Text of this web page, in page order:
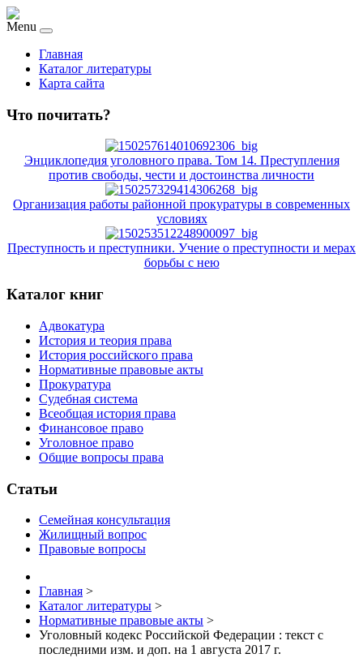
Menu
Главная
Каталог литературы
Карта сайта
Что почитать?
Энциклопедия уголовного права. Том 14. Преступления
против свободы, чести и достоинства личности
Организация работы районной прокуратуры в современных
условиях
Преступность и преступники. Учение о преступности и мерах
борьбы с нею
Каталог книг
Адвокатура
История и теория права
История российского права
Нормативные правовые акты
Прокуратура
Судебная система
Всеобщая история права
Финансовое право
Уголовное право
Общие вопросы права
Статьи
Семейная консультация
Жилищный вопрос
Правовые вопросы
Главная >
Каталог литературы >
Нормативные правовые акты >
Уголовный кодекс Российской Федерации : текст с
последними изм. и доп. на 1 августа 2017 г.